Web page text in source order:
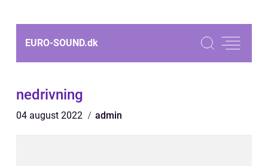
EURO-SOUND.dk
nedrivning
04 august 2022 admin